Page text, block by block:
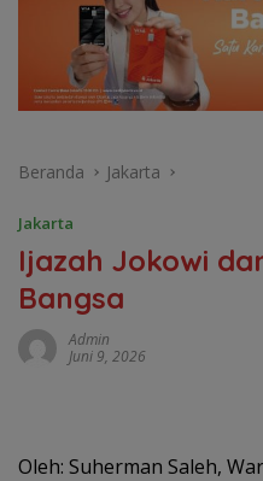
Beranda Jakarta
Jakarta
Ijazah Jokowi
Bangsa
Admin
Juni 9, 2026
Oleh: Suherman Saleh,